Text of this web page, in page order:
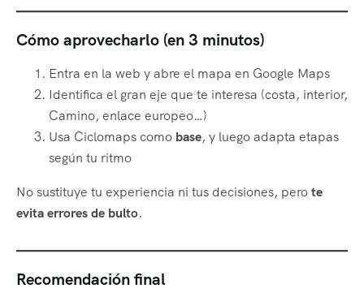
Cómo aprovecharlo (en 3 minutos)
Entra en la web y abre el mapa en Google Maps
Identifica el gran eje que te interesa (costa, interior,
Camino, enlace europeo…)
Usa Ciclomaps como base, y luego adapta etapas
según tu ritmo
No sustituye tu experiencia ni tus decisiones, perote
evita errores de bulto.
Recomendación final